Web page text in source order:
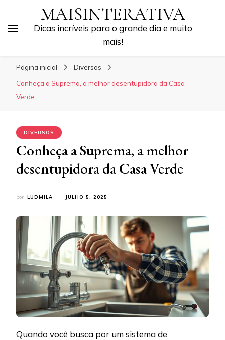
MAISINTERATIVA
Dicas incríveis para o grande dia e muito
mais!
Página inicial
Diversos
Conheça a Suprema, a melhor desentupidora da Casa
Verde
DIVERSOS
Conheça a Suprema, a melhor
desentupidora da Casa Verde
por LUDMILA JULHO 5, 2025
Quando você busca por umsistema de